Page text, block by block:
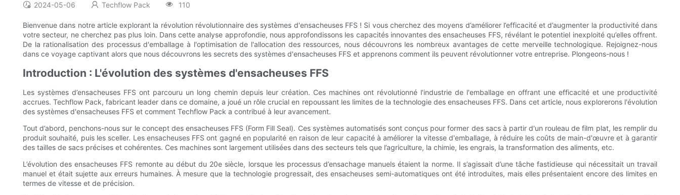
2024-05-06 Techflow Pack 110
Bienvenue dans notre article explorant la révolution révolutionnaire des systèmes d'ensacheuses FFS ! Si vous cherchez des moyens d’améliorer l’efficacité et d’augmenter la productivité dans
votre secteur, ne cherchez pas plus loin. Dans cette analyse approfondie, nous approfondissons les capacités innovantes des ensacheuses FFS, révélant le potentiel inexploité qu’elles offrent.
De la rationalisation des processus d'emballage à l'optimisation de l'allocation des ressources, nous découvrons les nombreux avantages de cette merveille technologique. Rejoignez-nous
dans ce voyage captivant alors que nous découvrons les secrets des systèmes d'ensacheuses FFS et apprenons comment ils peuvent révolutionner votre entreprise. Plongeons-nous !
Introduction : L'évolution des systèmes d'ensacheuses FFS
Les systèmes d’ensacheuses FFS ont parcouru un long chemin depuis leur création. Ces machines ont révolutionné l'industrie de l'emballage en offrant une efficacité et une productivité
accrues. Techflow Pack, fabricant leader dans ce domaine, a joué un rôle crucial en repoussant les limites de la technologie des ensacheuses FFS. Dans cet article, nous explorerons l'évolution
des systèmes d'ensacheuses FFS et comment Techflow Pack a contribué à leur avancement.
Tout d’abord, penchons-nous sur le concept des ensacheuses FFS (Form Fill Seal). Ces systèmes automatisés sont conçus pour former des sacs à partir d'un rouleau de film plat, les remplir du
produit souhaité, puis les sceller. Les ensacheuses FFS ont gagné en popularité en raison de leur capacité à améliorer la vitesse d'emballage, à réduire les coûts de main-d'œuvre et à garantir
des tailles de sacs précises et cohérentes. Ces machines sont largement utilisées dans des secteurs tels que l’agriculture, la chimie, les engrais, la transformation des aliments, etc.
L’évolution des ensacheuses FFS remonte au début du 20e siècle, lorsque les processus d’ensachage manuels étaient la norme. Il s’agissait d’une tâche fastidieuse qui nécessitait un travail
manuel et était sujette aux erreurs humaines. À mesure que la technologie progressait, des ensacheuses semi-automatiques ont été introduites, mais elles présentaient encore des limites en
termes de vitesse et de précision.